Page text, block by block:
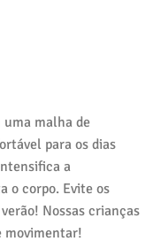
malha de
para os dias
a
o corpo. Evite os
Nossas crianças
movimentar!